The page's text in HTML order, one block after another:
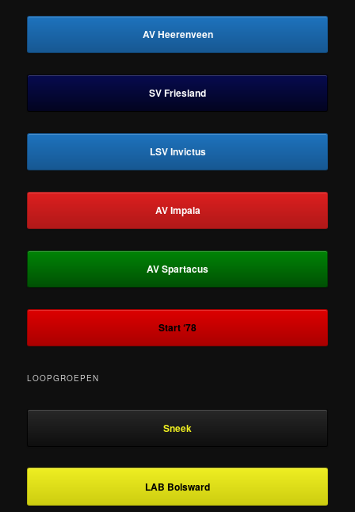
AV Heerenveen
SV Friesland
LSV Invictus
AV Impala
AV Spartacus
Start ‘78
LOOPGROEPEN
Sneek
LAB Bolsward